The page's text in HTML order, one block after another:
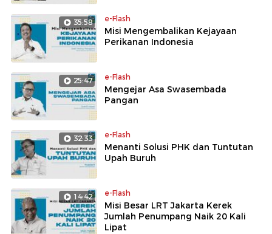
35:58 e-Flash
Misi Mengembalikan Kejayaan
Perikanan Indonesia
25:47 e-Flash
Mengejar Asa Swasembada
Pangan
32:33 e-Flash
Menanti Solusi PHK dan Tuntutan
Upah Buruh
14:42 e-Flash
Misi Besar LRT Jakarta Kerek
Jumlah Penumpang Naik 20 Kali
Lipat